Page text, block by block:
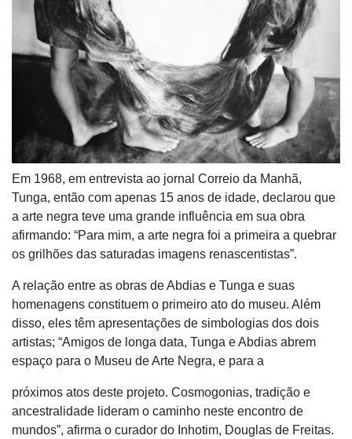
Em 1968, em entrevista ao jornal Correio da Manhã,
Tunga, então com apenas 15 anos de idade, declarou que
a arte negra teve uma grande influência em sua obra
afirmando: “Para mim, a arte negra foi a primeira a quebrar
os grilhões das saturadas imagens renascentistas”.
A relação entre as obras de Abdias e Tunga e suas
homenagens constituem o primeiro ato do museu. Além
disso, eles têm apresentações de simbologias dos dois
artistas; “Amigos de longa data, Tunga e Abdias abrem
espaço para o Museu de Arte Negra, e para a
próximos atos deste projeto. Cosmogonias, tradição e
ancestralidade lideram o caminho neste encontro de
mundos”, afirma o curador do Inhotim, Douglas de Freitas.